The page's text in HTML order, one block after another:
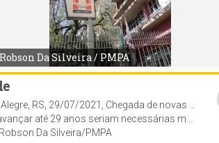
Da Silveira / PMPA
mais 14.125 doses de imunizantes. Para chegar a essa faixa etária, a prefeitura aguarda a chegada de novas entregas de vacinas. Porto Alegre é a primeira capital do país a atingir a marca de um em cada três habitantes com imunização completa.
Da Silveira/PMPA